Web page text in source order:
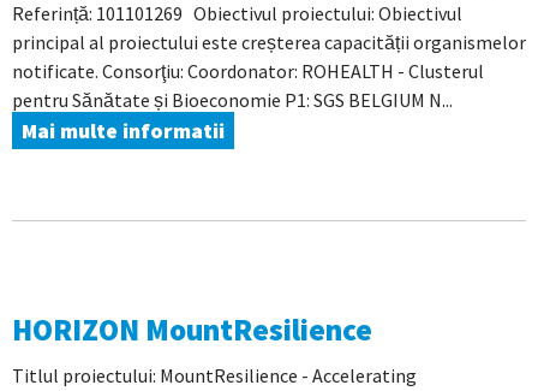
Referință: 101101269 Obiectivul proiectului: Obiectivul
principal al proiectului este creșterea capacității organismelor
notificate. Consorţiu: Coordonator: ROHEALTH - Clusterul
pentru Sănătate și Bioeconomie P1: SGS BELGIUM N...
Mai multe informatii
HORIZON MountResilience
Titlul proiectului: MountResilience - Accelerating